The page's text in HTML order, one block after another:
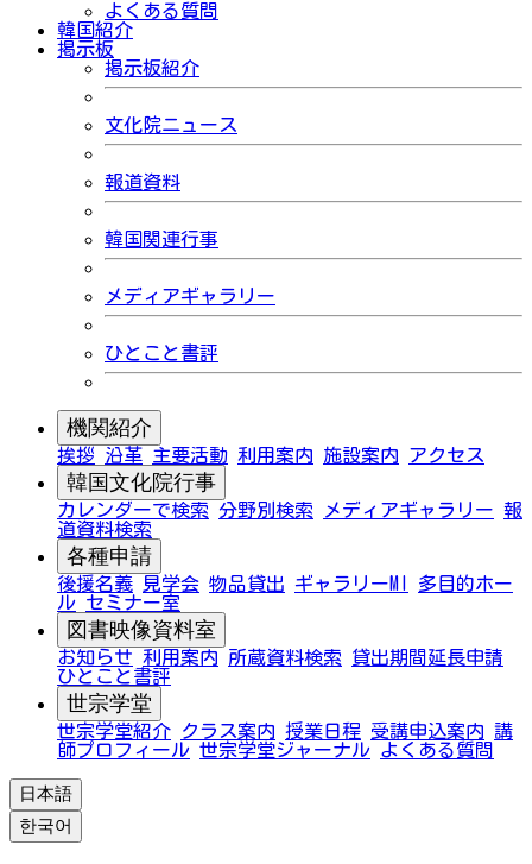
よくある質問
韓国紹介
掲示板
掲示板紹介
文化院ニュース
報道資料
韓国関連行事
メディアギャラリー
ひとこと書評
機関紹介
挨拶 沿革 主要活動 利用案内 施設案内 アクセス
韓国文化院行事
カレンダーで検索 分野別検索 メディアギャラリー 報
道資料検索
各種申請
後援名義 見学会 物品貸出 ギャラリーMI
多目的ホー
ル セミナー室
図書映像資料室
お知らせ 利用案内 所蔵資料検索
貸出期間延長申請
ひとこと書評
世宗学堂
世宗学堂紹介 クラス案内 授業日程 受講申込案内 講
師プロフィール 世宗学堂ジャーナル よくある質問
日本語
한국어